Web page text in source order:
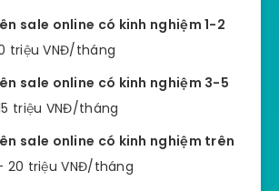
sale online có kinh nghiệm 1-2
triệu VNĐ/tháng
sale online có kinh nghiệm 3-5
triệu VNĐ/tháng
sale online có kinh nghiệm trên
20 triệu VNĐ/tháng